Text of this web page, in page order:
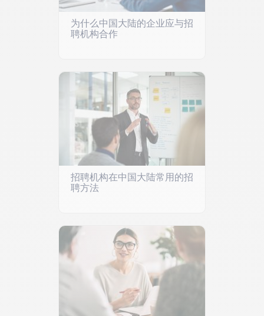
为什么中国大陆的企业应与招
聘机构合作
招聘机构在中国大陆常用的招
聘方法